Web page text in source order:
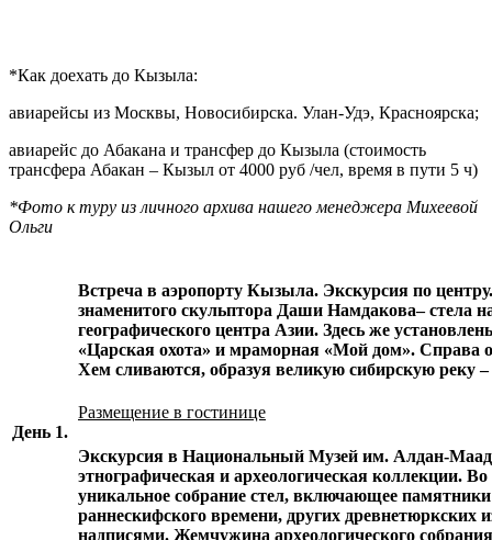
*Как доехать до Кызыла:
авиарейсы из Москвы, Новосибирска. Улан-Удэ, Красноярска;
авиарейс до Абакана и трансфер до Кызыла (стоимость
трансфера Абакан – Кызыл от 4000 руб /чел, время в пути 5 ч)
*Фото к туру из личного архива нашего менеджера Михеевой
Ольги
День 1.
Встреча в аэропорту Кызыла. Экскурсия по
знаменитого скульптора Даши Намдакова– стела
географического центра Азии. Здесь же
«Царская охота» и мраморная «Мой дом». Справа
Хем сливаются, образуя великую сибирскую реку
Размещение в гостинице
Экскурсия в Национальный Музей им. Алдан-
этнографическая и археологическая коллекции.
уникальное собрание стел, включающее
раннескифского времени, других древнетюркских
надписями. Жемчужина археологического